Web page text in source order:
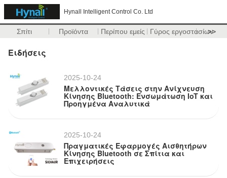
Hynall Intelligent Control Co. Ltd
Σπίτι Προϊόντα Περίπου εμείς Γύρος εργοστασίων
>>
Ειδήσεις
2025-10-24
Μελλοντικές Τάσεις στην Ανίχνευση
Κίνησης Bluetooth: Ενσωμάτωση IoT και
Προηγμένα Αναλυτικά
2025-10-24
Πραγματικές Εφαρμογές Αισθητήρων
Κίνησης Bluetooth σε Σπίτια και
Επιχειρήσεις